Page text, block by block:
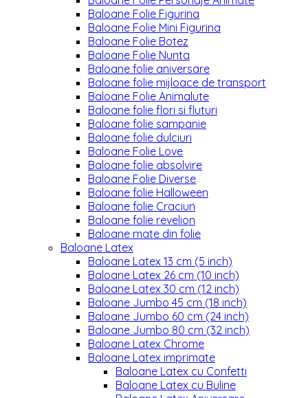
Baloane Folie Figurina
Baloane Folie Mini Figurina
Baloane Folie Botez
Baloane Folie Nunta
Baloane folie aniversare
Baloane folie mijloace de transport
Baloane Folie Animalute
Baloane folie flori si fluturi
Baloane folie sampanie
Baloane folie dulciuri
Baloane Folie Love
Baloane folie absolvire
Baloane Folie Diverse
Baloane folie Halloween
Baloane folie Craciun
Baloane folie revelion
Baloane mate din folie
Baloane Latex
Baloane Latex 13 cm (5 inch)
Baloane Latex 26 cm (10 inch)
Baloane Latex 30 cm (12 inch)
Baloane Jumbo 45 cm (18 inch)
Baloane Jumbo 60 cm (24 inch)
Baloane Jumbo 80 cm (32 inch)
Baloane Latex Chrome
Baloane Latex imprimate
Baloane Latex cu Confetti
Baloane Latex cu Buline